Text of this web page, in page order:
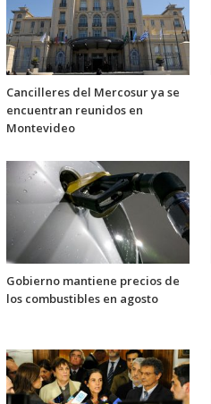
Cancilleres del Mercosur ya se
encuentran reunidos en
Montevideo
Gobierno mantiene precios de
los combustibles en agosto